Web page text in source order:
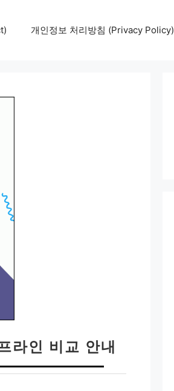
개인정보 처리방침 (Privacy Policy)
라인 비교 안내